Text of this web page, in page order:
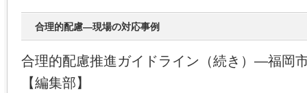
合理的配慮―現場の対応事例
合理的配慮推進ガイドライン（続き）―福岡
【編集部】